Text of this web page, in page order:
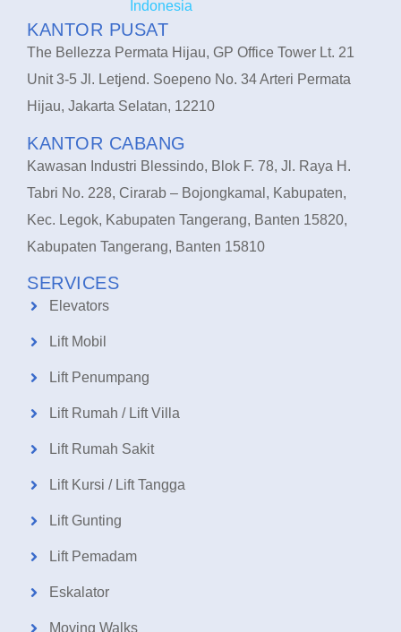
KANTOR PUSAT
The Bellezza Permata Hijau, GP Office Tower Lt. 21
Unit 3-5 Jl. Letjend. Soepeno No. 34 Arteri Permata
Hijau, Jakarta Selatan, 12210
KANTOR CABANG
Kawasan Industri Blessindo, Blok F. 78, Jl. Raya H.
Tabri No. 228, Cirarab – Bojongkamal, Kabupaten,
Kec. Legok, Kabupaten Tangerang, Banten 15820,
Kabupaten Tangerang, Banten 15810
SERVICES
Elevators
Lift Mobil
Lift Penumpang
Lift Rumah / Lift Villa
Lift Rumah Sakit
Lift Kursi / Lift Tangga
Lift Gunting
Lift Pemadam
Eskalator
Moving Walks